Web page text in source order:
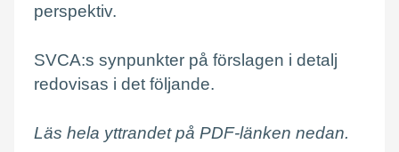
perspektiv.
SVCA:s synpunkter på förslagen i detalj
redovisas i det följande.
Läs hela yttrandet på PDF-länken nedan.